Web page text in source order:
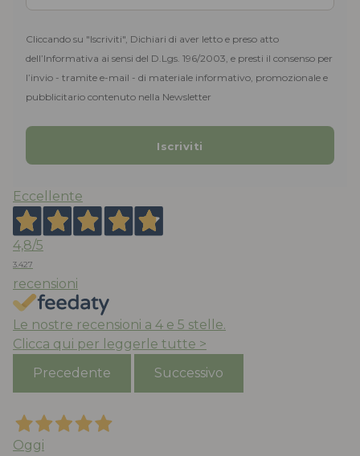
Cliccando su "Iscriviti", Dichiari di aver letto e preso atto
dell’Informativa ai sensi del D.Lgs. 196/2003, e presti il consenso per
l’invio - tramite e-mail - di materiale informativo, promozionale e
pubblicitario contenuto nella Newsletter
Eccellente
4,8/5
3.427
recensioni
Le nostre recensioni a 4 e 5 stelle.
Clicca qui per leggerle tutte >
Precedente
Successivo
Oggi